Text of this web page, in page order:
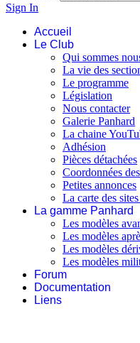
Sign In
Accueil
Le Club
Qui sommes
La vie des
Le programme
Législation
Nous contacter
Galerie Panhard
La chaine
Adhésion
Pièces détachées
Coordonnées
Petites annonces
La carte des
La gamme Panhard
Les modèles
Les modèles
Les modèles
Les modèles
Forum
Documentation
Liens